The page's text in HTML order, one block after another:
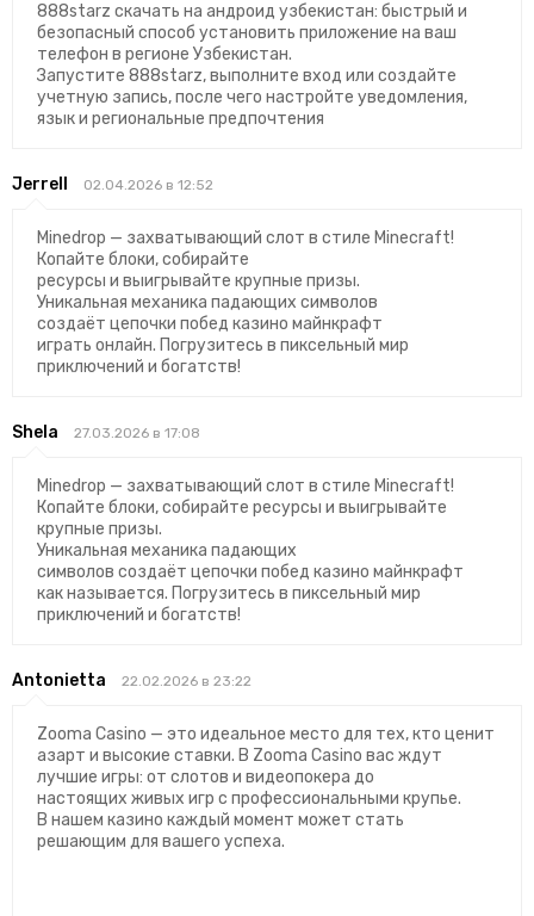
888starz скачать на андроид узбекистан: быстрый и
безопасный способ установить приложение на ваш
телефон в регионе Узбекистан.
Запустите 888starz, выполните вход или создайте
учетную запись, после чего настройте уведомления,
язык и региональные предпочтения
Jerrell 02.04.2026 в 12:52
Minedrop — захватывающий слот в стиле Minecraft!
Копайте блоки, собирайте
ресурсы и выигрывайте крупные призы.
Уникальная механика падающих символов
создаёт цепочки побед казино майнкрафт
играть онлайн. Погрузитесь в пиксельный мир
приключений и богатств!
Shela 27.03.2026 в 17:08
Minedrop — захватывающий слот в стиле Minecraft!
Копайте блоки, собирайте ресурсы и выигрывайте
крупные призы.
Уникальная механика падающих
символов создаёт цепочки побед казино майнкрафт
как называется. Погрузитесь в пиксельный мир
приключений и богатств!
Antonietta 22.02.2026 в 23:22
Zooma Casino — это идеальное место для тех, кто ценит
азарт и высокие ставки. В Zooma Casino вас ждут
лучшие игры: от слотов и видеопокера до
настоящих живых игр с профессиональными крупье.
В нашем казино каждый момент может стать
решающим для вашего успеха.